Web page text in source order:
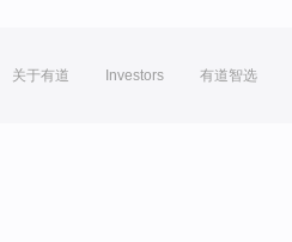
关于有道 Investors 有道智选